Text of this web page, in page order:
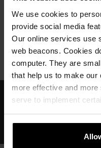
We use cookies to
provide social media
Our online services use
web beacons. Cookies
computer. They are
that help us to make our
more effective and
serve to implement
Wienerberger
Павер-елементи